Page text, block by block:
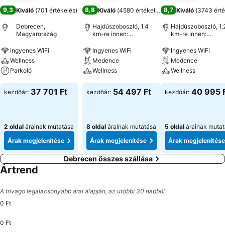
9,3 Kiváló (701 értékelés)
Debrecen,
Magyarország
Ingyenes WiFi
Wellness
Parkoló
kezdőár: 37 701 Ft
2 oldal árainak mutatása
Árak megjelenítése
8,8 Kiváló (4580 értékelés )
Hajdúszoboszló, 1.4
km-re innen:
Ingyenes WiFi
Medence
Wellness
kezdőár: 54 497 Ft
8 oldal árainak mutatása
Árak megjelenítése
8,7 Kiváló (3743
Hajdúszoboszló,
km-re innen:
Ingyenes WiFi
Medence
Wellness
kezdőár: 40 995
5 oldal árainak
Árak megjelenítése
Debrecen összes szállása
Ártrend
A trivago legalacsonyabb árai alapján, az utóbbi 30 napból
0 Ft
0 Ft